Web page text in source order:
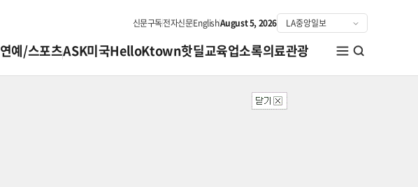
신문구독전자신문EnglishAugust 5, 2026
연예/스포츠ASK미국HelloKtown핫딜교육업소록의료관광